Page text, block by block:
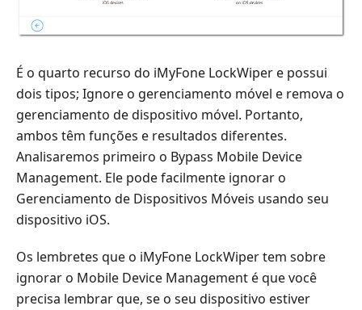
É o quarto recurso do iMyFone LockWiper e possui
dois tipos; Ignore o gerenciamento móvel e remova o
gerenciamento de dispositivo móvel. Portanto,
ambos têm funções e resultados diferentes.
Analisaremos primeiro o Bypass Mobile Device
Management. Ele pode facilmente ignorar o
Gerenciamento de Dispositivos Móveis usando seu
dispositivo iOS.
Os lembretes que o iMyFone LockWiper tem sobre
ignorar o Mobile Device Management é que você
precisa lembrar que, se o seu dispositivo estiver